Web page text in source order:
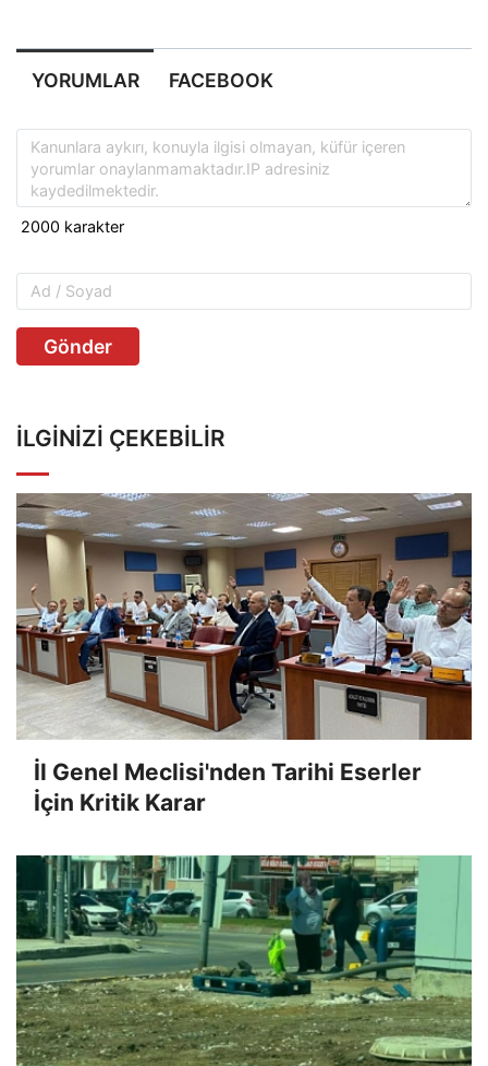
YORUMLAR FACEBOOK
Gönder
İLGINIZI ÇEKEBILIR
İl Genel Meclisi'nden Tarihi Eserler
İçin Kritik Karar